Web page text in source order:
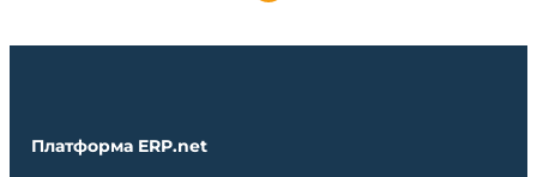
Платформа ERP.net